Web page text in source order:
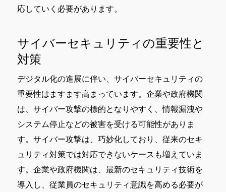
応していく必要があります。
サイバーセキュリティの重要性と
対策
デジタル化の進展に伴い、サイバーセキュリティの
重要性はますます高まっています。企業や政府機関
は、サイバー攻撃の標的となりやすく、情報漏洩や
システム停止などの被害を受ける可能性がありま
す。サイバー攻撃は、巧妙化しており、従来のセキ
ュリティ対策では対応できないケースも増えていま
す。企業や政府機関は、最新のセキュリティ技術を
導入し、従業員のセキュリティ意識を高める必要が